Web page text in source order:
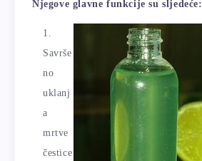
Njegove glavne funkcije su sljedeće:
Savrše
no
uklanj
a
mrtve
čestice